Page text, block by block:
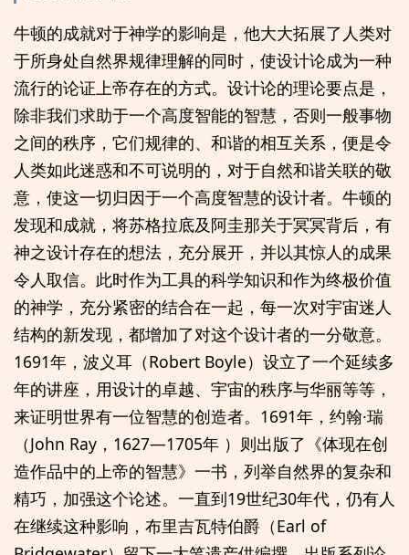
牛顿的成就对于神学的影响是，他大大拓展了人类对
于所身处自然界规律理解的同时，使设计论成为一种
流行的论证上帝存在的方式。设计论的理论要点是，
除非我们求助于一个高度智能的智慧，否则一般事物
之间的秩序，它们规律的、和谐的相互关系，便是令
人类如此迷惑和不可说明的，对于自然和谐关联的敬
意，使这一切归因于一个高度智慧的设计者。牛顿的
发现和成就，将苏格拉底及阿圭那关于冥冥背后，有
神之设计存在的想法，充分展开，并以其惊人的成果
令人取信。此时作为工具的科学知识和作为终极价值
的神学，充分紧密的结合在一起，每一次对宇宙迷人
结构的新发现，都增加了对这个设计者的一分敬意。
1691年，波义耳（Robert Boyle）设立了一个延续多
年的讲座，用设计的卓越、宇宙的秩序与华丽等等，
来证明世界有一位智慧的创造者。1691年，约翰·瑞
（John Ray，1627—1705年 ）则出版了《体现在创
造作品中的上帝的智慧》一书，列举自然界的复杂和
精巧，加强这个论述。一直到19世纪30年代，仍有人
在继续这种影响，布里吉瓦特伯爵（Earl of